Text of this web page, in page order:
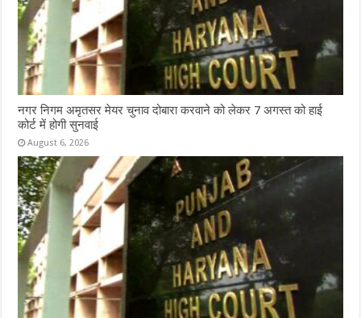
नगर निगम अमृतसर मेयर चुनाव दोबारा करवाने को लेकर 7 अगस्त को हाई
कोर्ट में होगी सुनवाई
August 6, 2026